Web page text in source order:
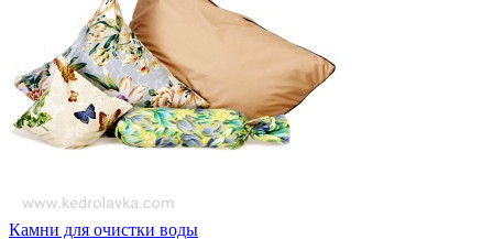
Камни для очистки воды